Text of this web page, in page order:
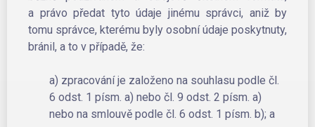
a právo předat tyto údaje jinému správci, aniž by
tomu správce, kterému byly osobní údaje poskytnuty,
bránil, a to v případě, že:
a) zpracování je založeno na souhlasu podle čl.
6 odst. 1 písm. a) nebo čl. 9 odst. 2 písm. a)
nebo na smlouvě podle čl. 6 odst. 1 písm. b); a